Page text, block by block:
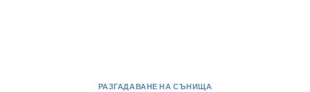
РАЗГАДАВАНЕ НА СЪНИЩА